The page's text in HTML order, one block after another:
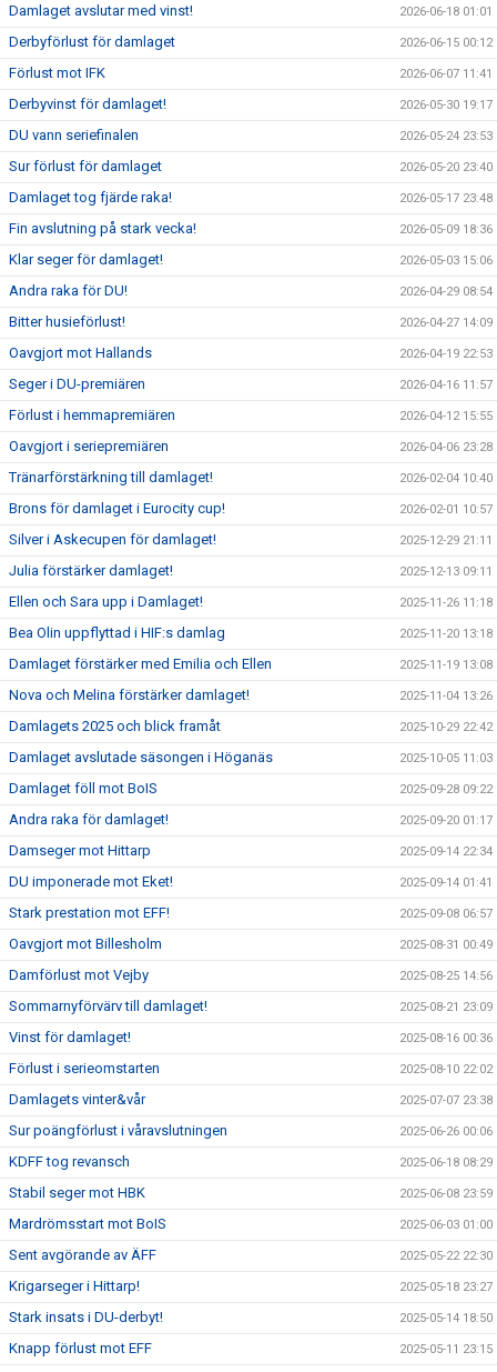
Damlaget avslutar med vinst! 2026-06-18 01:01
Derbyförlust för damlaget 2026-06-15 00:12
Förlust mot IFK 2026-06-07 11:41
Derbyvinst för damlaget! 2026-05-30 19:17
DU vann seriefinalen 2026-05-24 23:53
Sur förlust för damlaget 2026-05-20 23:40
Damlaget tog fjärde raka! 2026-05-17 23:48
Fin avslutning på stark vecka! 2026-05-09 18:36
Klar seger för damlaget! 2026-05-03 15:06
Andra raka för DU! 2026-04-29 08:54
Bitter husieförlust! 2026-04-27 14:09
Oavgjort mot Hallands 2026-04-19 22:53
Seger i DU-premiären 2026-04-16 11:57
Förlust i hemmapremiären 2026-04-12 15:55
Oavgjort i seriepremiären 2026-04-06 23:28
Tränarförstärkning till damlaget! 2026-02-04 10:40
Brons för damlaget i Eurocity cup! 2026-02-01 10:57
Silver i Askecupen för damlaget! 2025-12-29 21:11
Julia förstärker damlaget! 2025-12-13 09:11
Ellen och Sara upp i Damlaget! 2025-11-26 11:18
Bea Olin uppflyttad i HIF:s damlag 2025-11-20 13:18
Damlaget förstärker med Emilia och Ellen 2025-11-19 13:08
Nova och Melina förstärker damlaget! 2025-11-04 13:26
Damlagets 2025 och blick framåt 2025-10-29 22:42
Damlaget avslutade säsongen i Höganäs 2025-10-05 11:03
Damlaget föll mot BoIS 2025-09-28 09:22
Andra raka för damlaget! 2025-09-20 01:17
Damseger mot Hittarp 2025-09-14 22:34
DU imponerade mot Eket! 2025-09-14 01:41
Stark prestation mot EFF! 2025-09-08 06:57
Oavgjort mot Billesholm 2025-08-31 00:49
Damförlust mot Vejby 2025-08-25 14:56
Sommarnyförvärv till damlaget! 2025-08-21 23:09
Vinst för damlaget! 2025-08-16 00:36
Förlust i serieomstarten 2025-08-10 22:02
Damlagets vinter&vår 2025-07-07 23:38
Sur poängförlust i våravslutningen 2025-06-26 00:06
KDFF tog revansch 2025-06-18 08:29
Stabil seger mot HBK 2025-06-08 23:59
Mardrömsstart mot BoIS 2025-06-03 01:00
Sent avgörande av ÄFF 2025-05-22 22:30
Krigarseger i Hittarp! 2025-05-18 23:27
Stark insats i DU-derbyt! 2025-05-14 18:50
Knapp förlust mot EFF 2025-05-11 23:15